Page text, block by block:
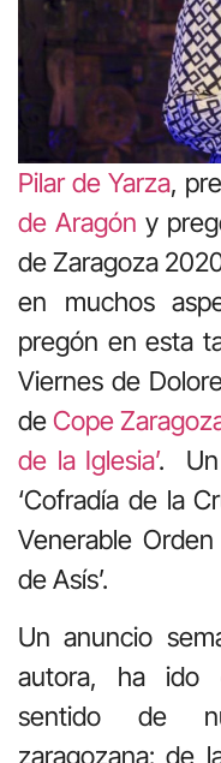
Pilar de Yarza,
de Aragón y
de Zaragoza
en muchos
pregón en esta
Viernes de
deCope
de la Iglesia’. Un
‘Cofradía de la
Venerable
de Asís’.
Un anuncio
autora, ha ido
sentido de
zaragozana: de